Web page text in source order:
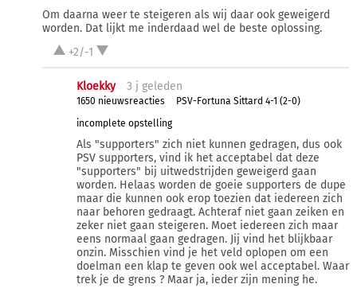
Om daarna weer te steigeren als wij daar ook geweigerd
worden. Dat lijkt me inderdaad wel de beste oplossing.
+2/-1
Kloekky 3 j geleden
1650 nieuwsreacties
PSV-Fortuna Sittard 4-1 (2-0)
incomplete opstelling
Als "supporters" zich niet kunnen gedragen, dus ook
PSV supporters, vind ik het acceptabel dat deze
"supporters" bij uitwedstrijden geweigerd gaan
worden. Helaas worden de goeie supporters de dupe
maar die kunnen ook erop toezien dat iedereen zich
naar behoren gedraagt. Achteraf niet gaan zeiken en
zeker niet gaan steigeren. Moet iedereen zich maar
eens normaal gaan gedragen. Jij vind het blijkbaar
onzin. Misschien vind je het veld oplopen om een
doelman een klap te geven ook wel acceptabel. Waar
trek je de grens ? Maar ja, ieder zijn mening he.